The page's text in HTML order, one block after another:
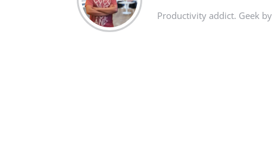
Productivity addict. Geek